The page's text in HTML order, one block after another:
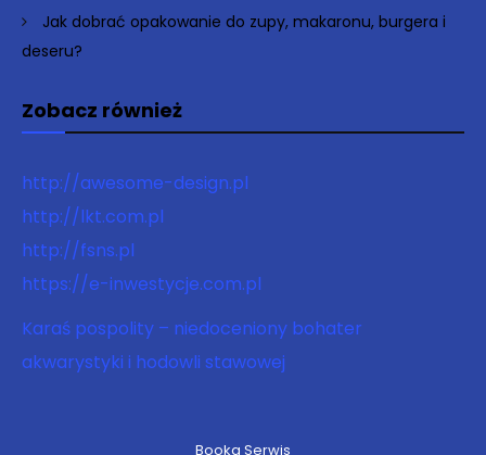
Jak dobrać opakowanie do zupy, makaronu, burgera i
deseru?
Zobacz również
http://awesome-design.pl
http://lkt.com.pl
http://fsns.pl
https://e-inwestycje.com.pl
Karaś pospolity – niedoceniony bohater
akwarystyki i hodowli stawowej
Booka Serwis